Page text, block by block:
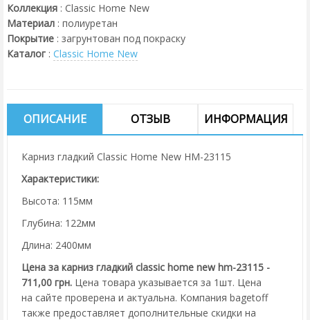
Коллекция : Classic Home New
Материал : полиуретан
Покрытие : загрунтован под покраску
Каталог : Classic Home New
ОПИСАНИЕ ОТЗЫВ ИНФОРМАЦИЯ
Карниз гладкий Classic Home New HM-23115
Характеристики:
Высота: 115мм
Глубина: 122мм
Длина: 2400мм
Цена за карниз гладкий classic home new hm-23115 -
711,00 грн. Цена товара указывается за 1шт. Цена
на сайте проверена и актуальна. Компания bagetoff
также предоставляет дополнительные скидки на